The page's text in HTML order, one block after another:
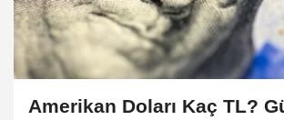
Amerikan Doları Kaç TL?